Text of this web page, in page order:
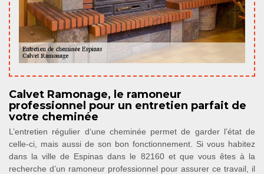
Calvet Ramonage, le ramoneur
professionnel pour un entretien parfait de
votre cheminée
L’entretien régulier d‘une cheminée permet de garder l’état de
celle-ci, mais aussi de son bon fonctionnement. Si vous habitez
dans la ville de Espinas dans le 82160 et que vous êtes à la
recherche d’un ramoneur professionnel pour assurer ce travail, il